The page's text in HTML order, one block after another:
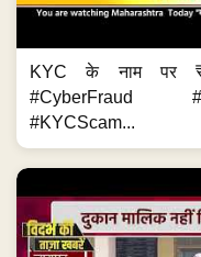
KYC के नाम पर
#CyberFraud
#KYCScam...